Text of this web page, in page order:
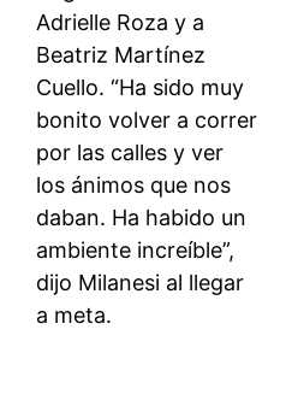
Adrielle Roza y a
Beatriz Martínez
Cuello. “Ha sido muy
bonito volver a correr
por las calles y ver
los ánimos que nos
daban. Ha habido un
ambiente increíble”,
dijo Milanesi al llegar
a meta.